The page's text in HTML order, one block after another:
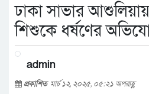
ঢাকা সাভার
শিশুকে ধর্ষণের
admin
প্রকাশিত মার্চ ১২, ২০২৫, ০৫:২১ অপরাহ্ণ